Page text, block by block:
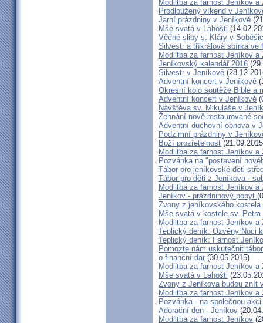
Modlitba za farnost Jeníkov a
Prodloužený víkend v
Jarní prázdniny v Jeníkově
Mše svatá v Lahošti
Věčné sliby s. Kláry v
Silvestr a tříkrálová sbírka ve
Modlitba za farnost Jeníkov a
Jeníkovský kalendář 2016
Silvestr v Jeníkově
Adventní koncert v Jeníkově
Okresní kolo soutěže Bible a
Adventní koncert v Jeníkově
Návštěva sv. Mikuláše v
Žehnání nově restaurované
Adventní duchovní obnova v
Podzimní prázdniny v
Boží prozřetelnost
Modlitba za farnost Jeníkov a
Pozvánka na "postavení
Tábor pro jeníkovské děti
Tábor pro děti z Jeníkova -
Modlitba za farnost Jeníkov a
Jeníkov - prázdninový pobyt
Zvony z jeníkovského
Mše svatá v kostele sv.
Modlitba za farnost Jeníkov a
Teplický deník: Ozvěny Noci
Teplický deník: Farnost
Pomozte nám uskutečnit
o finanční dar (30.05.2015)
Modlitba za farnost Jeníkov a
Mše svatá v Lahošti
Zvony z Jeníkova budou znít
Modlitba za farnost Jeníkov a
Pozvánka - na společnou
Adorační den - Jeníkov
Modlitba za farnost Jeníkov